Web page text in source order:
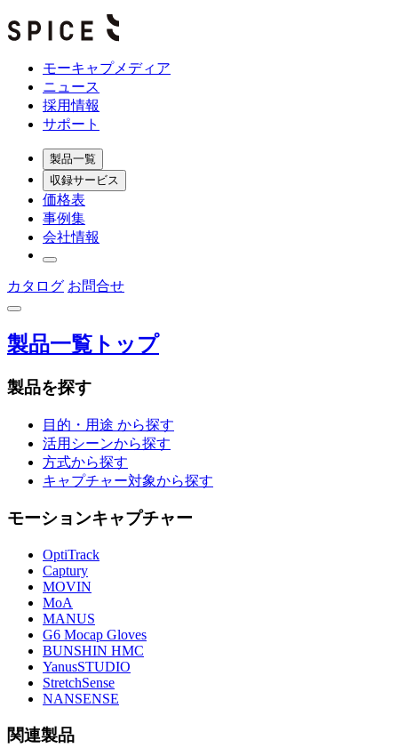
モーキャプメディア
ニュース
採用情報
サポート
製品一覧
収録サービス
価格表
事例集
会社情報
カタログ お問合せ
製品一覧トップ
製品を探す
目的・用途 から探す
活用シーンから探す
方式から探す
キャプチャー対象から探す
モーションキャプチャー
OptiTrack
Captury
MOVIN
MoA
MANUS
G6 Mocap Gloves
BUNSHIN HMC
YanusSTUDIO
StretchSense
NANSENSE
関連製品